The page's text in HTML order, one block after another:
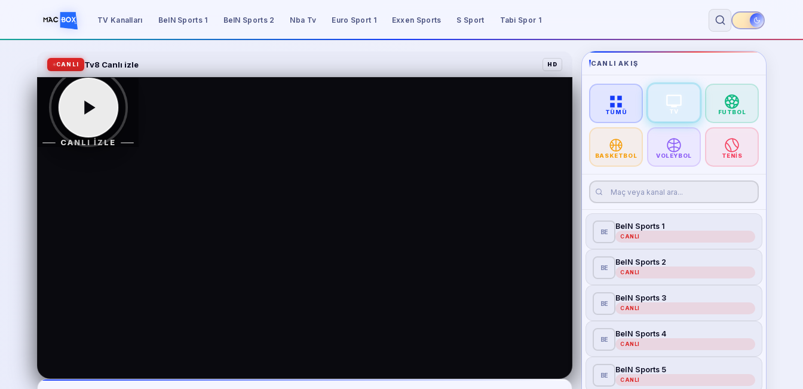
TV Kanalları BeIN Sports 1 BeIN Sports 2 Nba Tv Euro Sport 1 Exxen Sports S Sport Tabi Spor 1
CANLI Tv8 Canlı izle HD
CANLI İZLE
CANLI AKIŞ
TÜMÜ TV FUTBOL
BASKETBOL VOLEYBOL TENIS
BE
BeIN Sports 1
CANLI
BE
BeIN Sports 2
CANLI
BE
BeIN Sports 3
CANLI
BE
BeIN Sports 4
CANLI
BE
BeIN Sports 5
CANLI